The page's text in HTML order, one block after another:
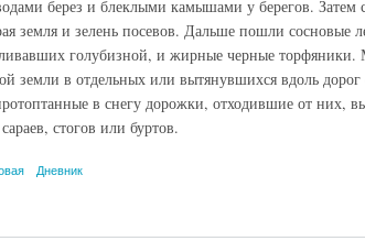
берез и блеклыми камышами у берегов. Затем
земля и зелень посевов. Дальше пошли сосновые
голубизной, и жирные черные
земли в отдельных или вытянувшихся вдоль
в снегу дорожки, отходившие от них,
стогов или буртов.
Дневник